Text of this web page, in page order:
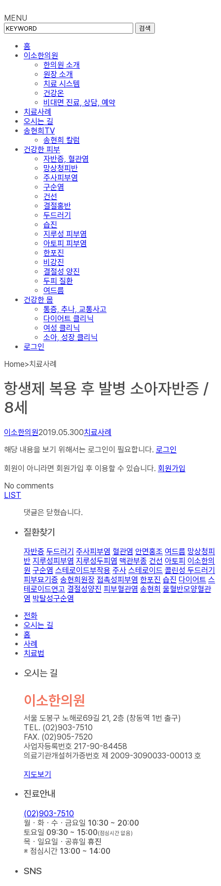
MENU
검색
홈
이소한의원
한의원 소개
원장 소개
치료 시스템
건강온
비대면 진료, 상담, 예약
치료사례
오시는 길
송현희TV
송현희 칼럼
건강한 피부
자반증, 혈관염
망상청피반
주사피부염
구순염
건선
결절홍반
두드러기
습진
지루성 피부염
아토피 피부염
한포진
비강진
결절성 양진
두피 질환
여드름
건강한 몸
통증, 추나, 교통사고
다이어트 클리닉
여성 클리닉
소아, 성장 클리닉
로그인
Home>치료사례
항생제 복용 후 발병 소아자반증 /
8세
이소한의원2019.05.300치료사례
해당 내용을 보기 위해서는 로그인이 필요합니다. 로그인
회원이 아니라면 회원가입 후 이용할 수 있습니다. 회원가입
No comments
LIST
댓글은 닫혔습니다.
질환찾기
자반증 두드러기 주사피부염 혈관염 안면홍조 여드름 망상청피
반 지루성피부염 지루성두피염 맥관부종 건선 아토피 이소한의
원 구순염 스테로이드부작용 주사 스테로이드 콜린성 두드러기
피부묘기증 송현희원장 접촉성피부염 한포진 습진 다이어트 스
테로이드연고 결절성양진 피부혈관염 송현희 울혈반모양혈관
염 박탈성구순염
전화
오시는 길
홈
사례
치료법
오시는 길
이소한의원
서울 도봉구 노해로69길 21, 2층 (창동역 1번 출구)
TEL. (02)903-7510
FAX. (02)905-7520
사업자등록번호 217-90-84458
의료기관개설허가증번호 제 2009-3090033-00013 호
지도보기
진료안내
(02)903-7510
월ㆍ화ㆍ수ㆍ금요일 10:30 ~ 20:00
토요일 09:30 ~ 15:00(점심시간 없음)
목ㆍ일요일ㆍ공휴일 휴진
※ 점심시간 13:00 ~ 14:00
SNS